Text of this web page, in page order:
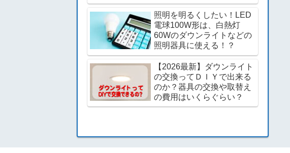
照明を明るくしたい！LED
電球100W形は、白熱灯
60Wのダウンライトなどの
照明器具に使える！？
【2026最新】ダウンライト
の交換ってＤＩＹで出来る
のか？器具の交換や取替え
の費用はいくらぐらい？